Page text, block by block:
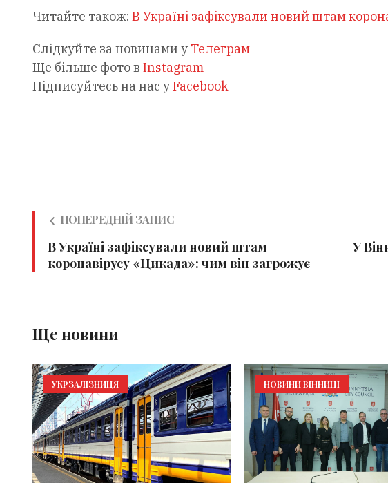
Читайте також: В Україні зафіксували новий штам
Слідкуйте за новинами у Телеграм
Ще більше фото в Instagram
Підписуйтесь на нас уFacebook
ПОПЕРЕДНІЙ ЗАПИС
В Україні зафіксували новий штам
коронавірусу «Цикада»: чим він загрожує
У
Ще новини
УКРЗАЛІЗНИЦЯ НОВИНИ ВІННИЦІ